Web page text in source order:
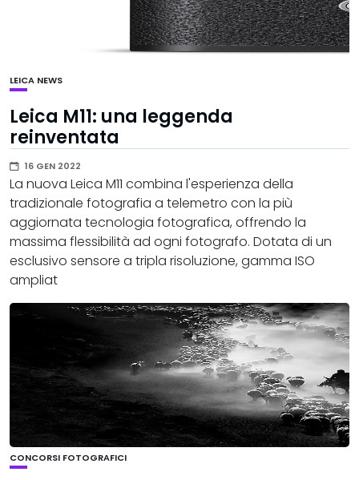
LEICA NEWS
Leica M11: una leggenda
reinventata
16 GEN 2022
La nuova Leica M11 combina l'esperienza della
tradizionale fotografia a telemetro con la più
aggiornata tecnologia fotografica, offrendo la
massima flessibilità ad ogni fotografo. Dotata di un
esclusivo sensore a tripla risoluzione, gamma ISO
ampliat
CONCORSI FOTOGRAFICI